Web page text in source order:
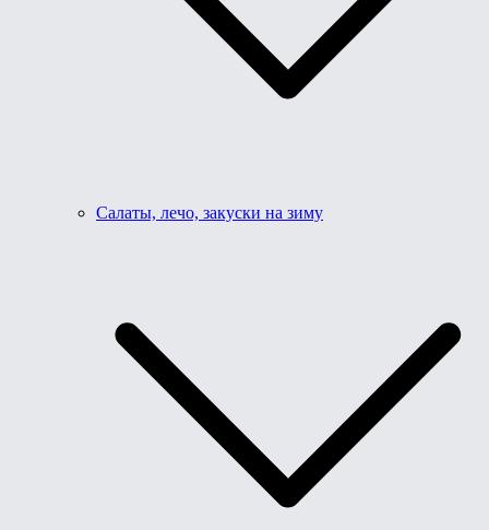
Салаты, лечо, закуски на зиму